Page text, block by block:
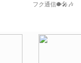
フク通信🐡🎤🎶